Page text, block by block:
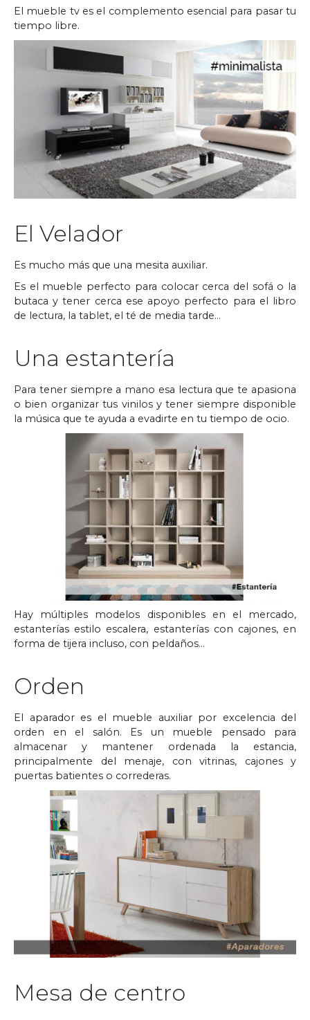
El mueble tv es el complemento esencial para pasar tu
tiempo libre.
El Velador
Es mucho más que una mesita auxiliar.
Es el mueble perfecto para colocar cerca del sofá o la
butaca y tener cerca ese apoyo perfecto para el libro
de lectura, la tablet, el té de media tarde…
Una estantería
Para tener siempre a mano esa lectura que te apasiona
o bien organizar tus vinilos y tener siempre disponible
la música que te ayuda a evadirte en tu tiempo de ocio.
Hay múltiples modelos disponibles en el mercado,
estanterías estilo escalera, estanterías con cajones, en
forma de tijera incluso, con peldaños…
Orden
El aparador es el mueble auxiliar por excelencia del
orden en el salón. Es un mueble pensado para
almacenar y mantener ordenada la estancia,
principalmente del menaje, con vitrinas, cajones y
puertas batientes o correderas.
Mesa de centro